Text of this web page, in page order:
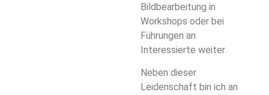
Bildbearbeitung in
Workshops oder bei
Führungen an
Interessierte weiter.
Neben dieser
Leidenschaft bin ich an